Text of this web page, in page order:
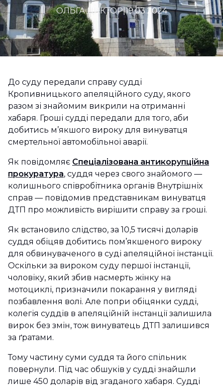
ОЛЬГА ЦИКТОР|19.03.2024
До суду передали справу судді
Кропивницького апеляційного суду, якого
разом зі знайомим викрили на отриманні
хабаря. Гроші судді передали для того, аби
добитись м’якшого вироку для винуватця
смертельної автомобільної аварії.
Як повідомляє Спеціалізована антикорупційна
прокуратура, суддя через свого знайомого —
колишнього співробітника органів Внутрішніх
справ — повідомив представникам винуватця
ДТП про можливість вирішити справу за гроші.
Як встановило слідство, за 10,5 тисячі доларів
суддя обіцяв добитись пом’якшеного вироку
для обвинуваченого в суді апеляційної інстанції.
Оскільки за вироком суду першої інстанції,
чоловіку, який збив насмерть жінку на
мотоциклі, призначили покарання у вигляді
позбавлення волі. Але попри обіцянки судді,
колегія суддів в апеляційній інстанції залишила
вирок без змін, тож винуватець ДТП залишився
за ґратами.
Тому частину суми суддя та його спільник
повернули. Під час обшуків у судді знайшли
лише 450 доларів від згаданого хабаря. Судді